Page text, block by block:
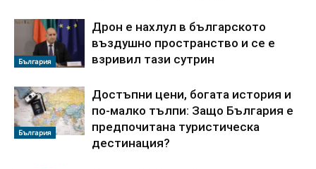
България
Дрон е нахлул в българското
въздушно пространство и се е
взривил тази сутрин
България
Достъпни цени, богата история и
по-малко тълпи: Защо България е
предпочитана туристическа
дестинация?